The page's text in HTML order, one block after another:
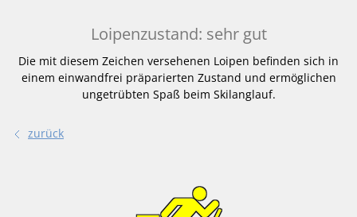
Loipenzustand: sehr gut
Die mit diesem Zeichen versehenen Loipen befinden sich in
einem einwandfrei präparierten Zustand und ermöglichen
ungetrübten Spaß beim Skilanglauf.
zurück